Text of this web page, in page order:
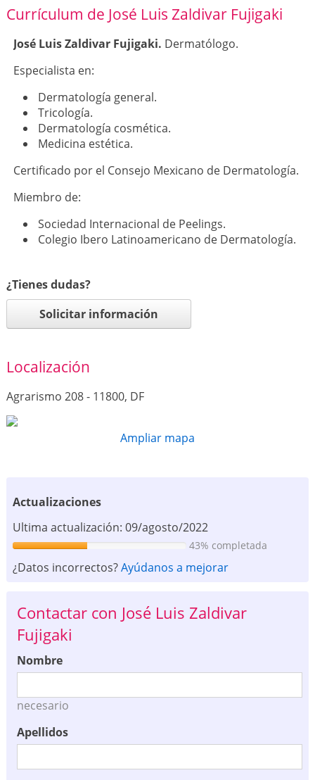
Currículum de José Luis Zaldivar Fujigaki
José Luis Zaldivar Fujigaki. Dermatólogo.
Especialista en:
Dermatología general.
Tricología.
Dermatología cosmética.
Medicina estética.
Certificado por el Consejo Mexicano de Dermatología.
Miembro de:
Sociedad Internacional de Peelings.
Colegio Ibero Latinoamericano de Dermatología.
¿Tienes dudas?
Solicitar información
Localización
Agrarismo 208 - 11800, DF
Ampliar mapa
Actualizaciones
Ultima actualización: 09/agosto/2022
43% completada
¿Datos incorrectos?Ayúdanos a mejorar
Contactar con José Luis Zaldivar
Fujigaki
Nombre
necesario
Apellidos